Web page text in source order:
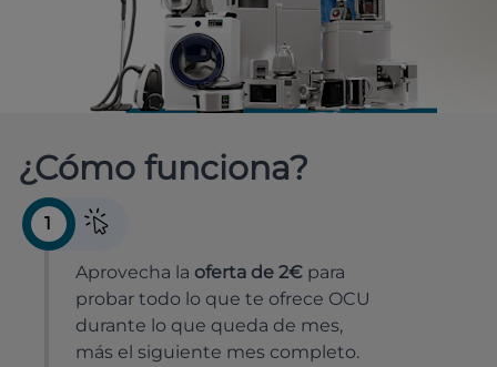
¿Cómo funciona?
1
Aprovecha la oferta de 2€ para
probar todo lo que te ofrece OCU
durante lo que queda de mes,
más el siguiente mes completo.